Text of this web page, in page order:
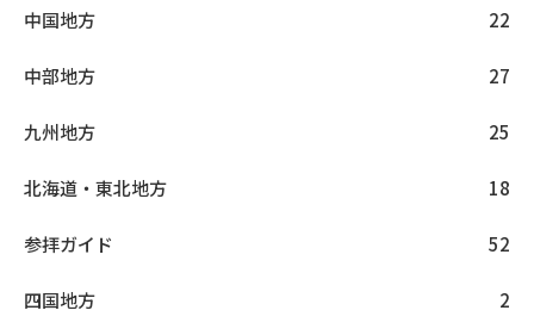
中国地方 22
中部地方 27
九州地方 25
北海道・東北地方 18
参拝ガイド 52
四国地方 2